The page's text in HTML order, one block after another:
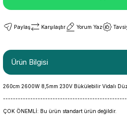
Paylaş Karşılaştır Yorum Yaz
Ürün Bilgisi
260cm 2600W 8,5mm 230V Bükülebilir Vidalı Düz
ÇOK ÖNEMLİ: Bu ürün standart ürün değildir.